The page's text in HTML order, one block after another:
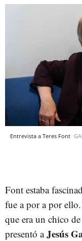
Entrevista a Teres Font
Font estaba
fue a por a por
que era un chico
presentó aJesús